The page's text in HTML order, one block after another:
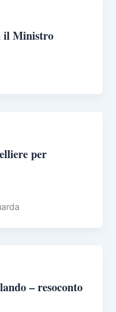
il Ministro
per
– resoconto